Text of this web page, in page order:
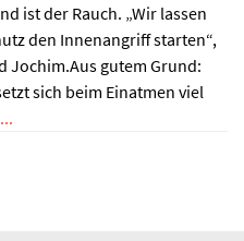
ist der Rauch. „Wir lassen
den Innenangriff starten“,
Jochim.Aus gutem Grund:
sich beim Einatmen viel